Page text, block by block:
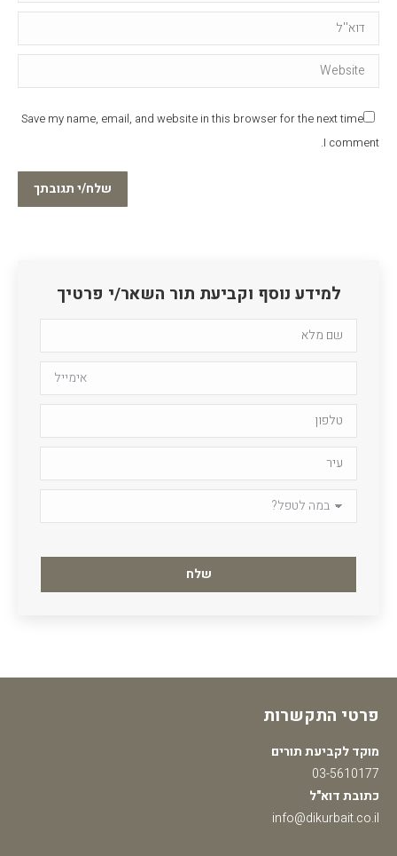
Email *
Website
Save my name, email, and website in this browser for the next time
I comment.
שלח/י תגובתך
למידע נוסף וקביעת תור השאר/י פרטיך
this
פרטי התקשרות
מוקד לקביעת תורים
03-5610177
כתובת דוא"ל
info@dikurbait.co.il